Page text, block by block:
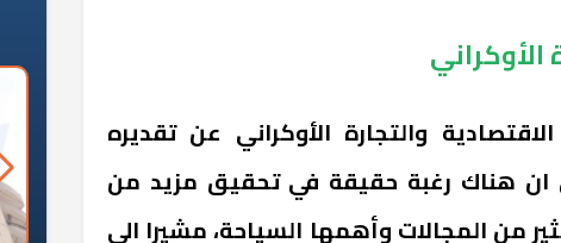
الأوكراني
والتجارة الأوكراني عن تقديره
ان هناك رغبة حقيقة في تحقيق مزيد من
من المجالات وأهمها السياحة، مشيرا الى